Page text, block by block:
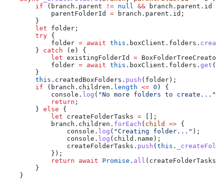
        if
( branch . parent != null && branch . parent . id
            parentFolderId
= branch . parent . id ;
        }
        let
folder ;
        try
{
            folder
= await this . boxClient . folders .
        }
catch ( e ) {
            let
existingFolderId = BoxFolderTreeCreator
            folder
= await this . boxClient . folders . get (
        }
        this
. createdBoxFolders . push ( folder );
        if
( branch . children . length <= 0 ) {
            console
. log ( "No more folders to create..."
            return
;
        }
else {
            let
createFolderTasks = [];
            branch
. children . forEach ( child => {
                console
. log ( "Creating folder..." );
                console
. log ( child . name );
                createFolderTasks
. push ( this .
            });
            return
await Promise . all ( createFolderTasks
        }
    }